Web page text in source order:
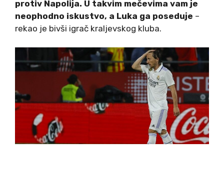
protiv Napolija. U takvim mečevima vam je
neophodno iskustvo, a Luka ga poseduje –
rekao je bivši igrač kraljevskog kluba.